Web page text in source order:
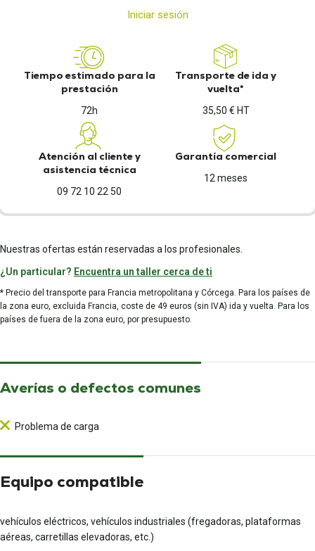
Iniciar sesión
Tiempo estimado para la
prestación
72h
Transporte de ida y
vuelta*
35,50 € HT
Atención al cliente y
asistencia técnica
09 72 10 22 50
Garantía comercial
12 meses
Nuestras ofertas están reservadas a los profesionales.
¿Un particular? Encuentra un taller cerca de ti
* Precio del transporte para Francia metropolitana y Córcega. Para los países de
la zona euro, excluida Francia, coste de 49 euros (sin IVA) ida y vuelta. Para los
países de fuera de la zona euro, por presupuesto.
Averías o defectos comunes
Problema de carga
Equipo compatible
vehículos eléctricos, vehículos industriales (fregadoras, plataformas
aéreas, carretillas elevadoras, etc.)